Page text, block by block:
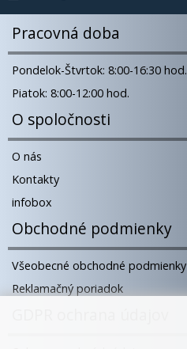
Pracovná doba
Pondelok-Štvrtok: 8:00-16:30 hod.
Piatok: 8:00-12:00 hod.
O spoločnosti
O nás
Kontakty
infobox
Obchodné podmienky
Všeobecné obchodné podmienky
Reklamačný poriadok